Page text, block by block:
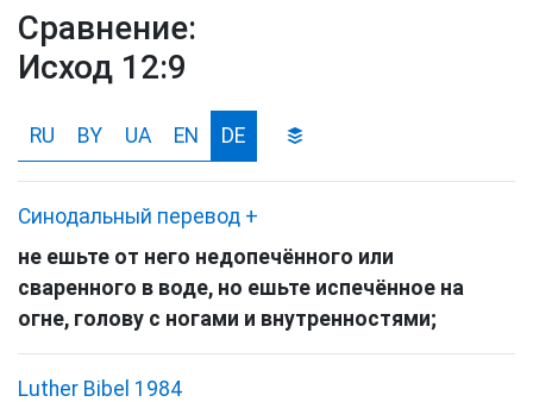
Сравнение:
Исход 12:9
RU BY UA EN DE
Синодальный перевод +
не ешьте от него недопечённого или
сваренного в воде, но ешьте испечённое на
огне, голову с ногами и внутренностями;
Luther Bibel 1984